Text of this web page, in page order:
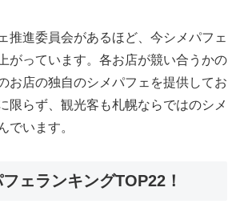
推進委員会があるほど、今シメパフェ
がっています。各お店が競い合うかの
お店の独自のシメパフェを提供してお
限らず、観光客も札幌ならではのシメ
でいます。
ェランキングTOP22！